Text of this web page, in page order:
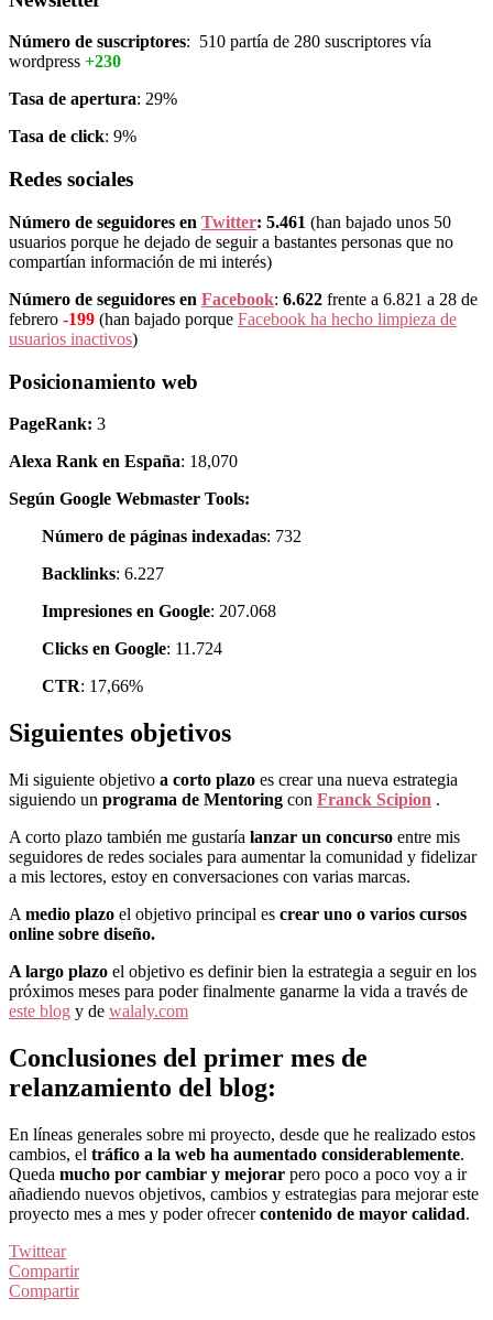
Número de suscriptores: 510 partía de 280 suscriptores vía
wordpress +230
Tasa de apertura: 29%
Tasa de click: 9%
Redes sociales
Número de seguidores en Twitter: 5.461 (han bajado unos 50
usuarios porque he dejado de seguir a bastantes personas que no
compartían información de mi interés)
Número de seguidores en Facebook: 6.622 frente a 6.821 a 28 de
febrero -199 (han bajado porque Facebook ha hecho limpieza de
usuarios inactivos)
Posicionamiento web
PageRank: 3
Alexa Rank en España: 18,070
Según Google Webmaster Tools:
Número de páginas indexadas: 732
Backlinks: 6.227
Impresiones en Google: 207.068
Clicks en Google: 11.724
CTR: 17,66%
Siguientes objetivos
Mi siguiente objetivo a corto plazo es crear una nueva estrategia
siguiendo un programa de Mentoring con Franck Scipion .
A corto plazo también me gustaría lanzar un concurso entre mis
seguidores de redes sociales para aumentar la comunidad y fidelizar
a mis lectores, estoy en conversaciones con varias marcas.
A medio plazo el objetivo principal es crear uno o varios cursos
online sobre diseño.
A largo plazo el objetivo es definir bien la estrategia a seguir en los
próximos meses para poder finalmente ganarme la vida a través de
este blog y de walaly.com
Conclusiones del primer mes de
relanzamiento del blog:
En líneas generales sobre mi proyecto, desde que he realizado estos
cambios, el tráfico a la web ha aumentado considerablemente.
Queda mucho por cambiar y mejorar pero poco a poco voy a ir
añadiendo nuevos objetivos, cambios y estrategias para mejorar este
proyecto mes a mes y poder ofrecercontenido de mayor calidad.
Twittear
Compartir
Compartir